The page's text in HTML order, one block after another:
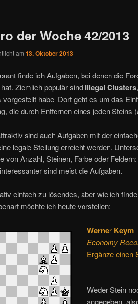
der Woche 42/2013
am 13. Oktober 2013
finde ich Aufgaben, bei denen die
Ziemlich populär sind Illegal Clusters
vorgestellt habe: Dort geht es um das
die durch Entfernen eines jeden Steins
sind auch Aufgaben mit der
legale Stellung erreicht werden.
von Anzahl, Steinen, Farbe oder
sind meist die Aufgaben.
einfach zu lösendes, aber wie ich
möchte ich heute vorstellen:
Werner Keym
Economy
Ergänze einen
Weder Stein
angegeben,